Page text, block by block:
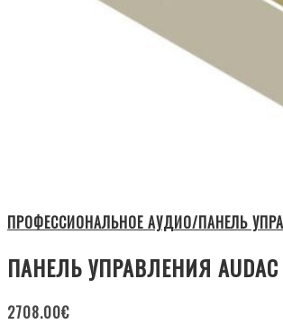
ПРОФЕССИОНАЛЬНОЕ АУДИО/ПАНЕЛЬ
ПАНЕЛЬ УПРАВЛЕНИЯ AUDAC
2708.00€